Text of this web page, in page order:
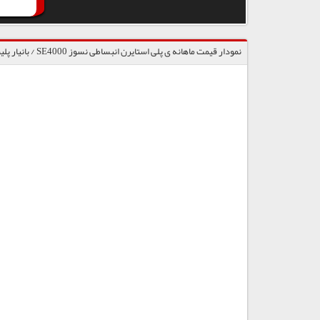
نمودار قیمت ماهانه ی پلی استایرن انبساطی نسوز SE4000 / بانیار پلیمر گنبد